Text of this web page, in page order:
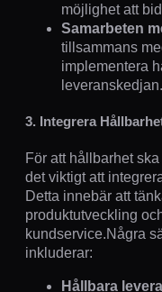
möjlighet att
Samarbeten
tillsammans
implementera
leveranskedjan.
3. Integrera
För att hållbarhet
det viktigt att
Detta innebär att
produktutveckling
kundservice.Några
inkluderar:
Hållbara